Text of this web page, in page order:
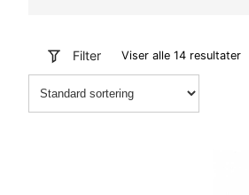
Filter Viser alle 14 resultater